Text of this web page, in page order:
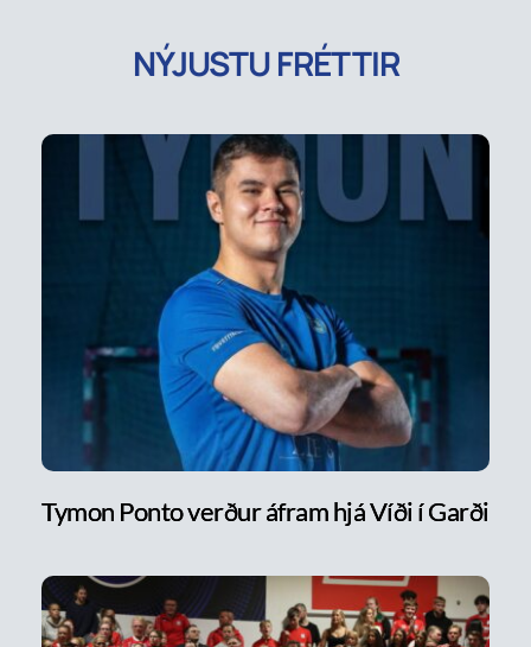
NÝJUSTU FRÉTTIR
Tymon Ponto verður áfram hjá Víði í Garði